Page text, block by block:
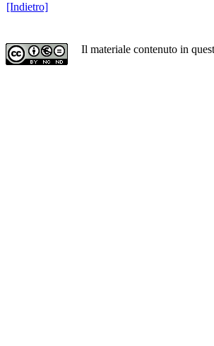
[Indietro]
Il materiale contenuto in